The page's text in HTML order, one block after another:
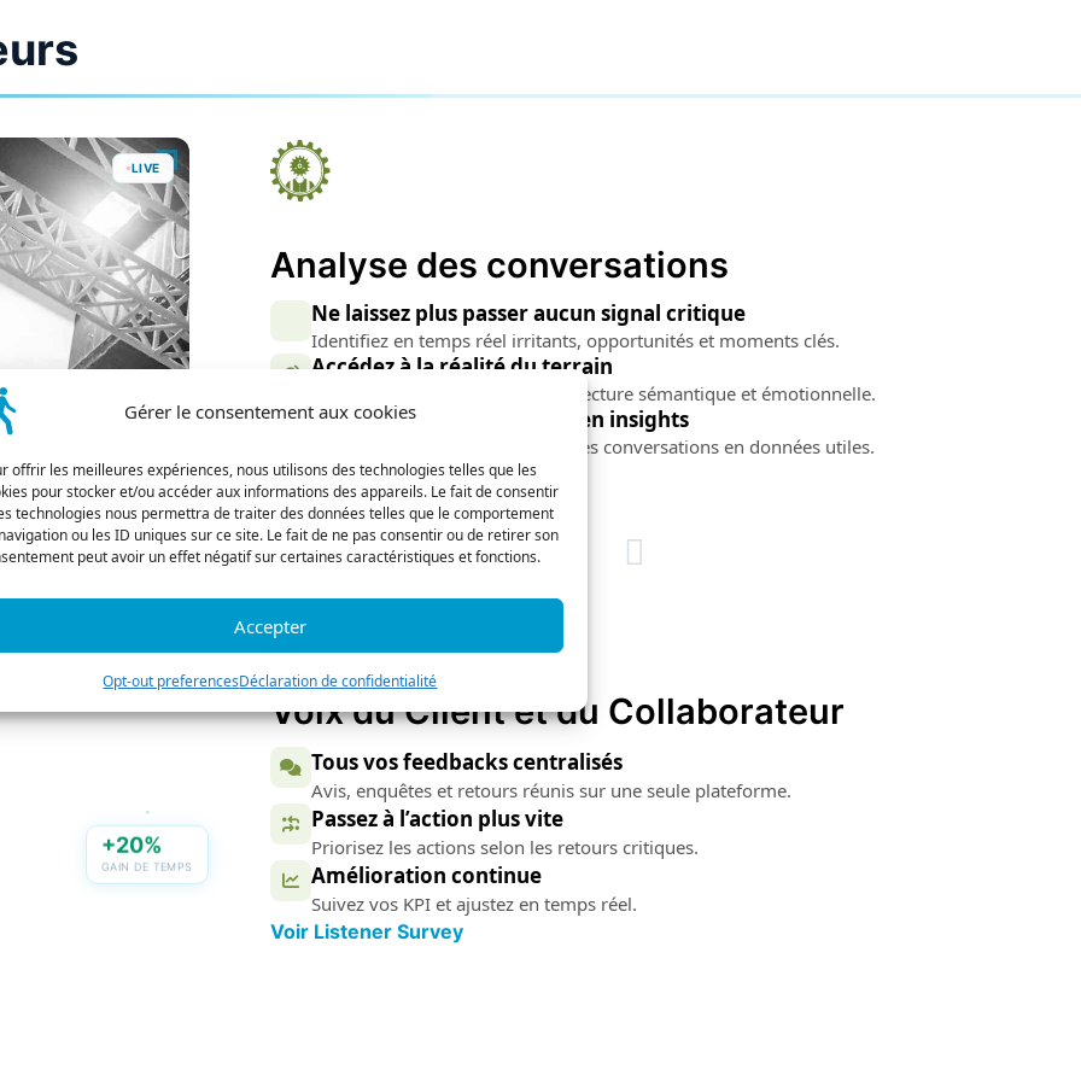
Gérer le consentement aux cookies
offrir les meilleures expériences, nous utilisons des technologies telles que les
pour stocker et/ou accéder aux informations des appareils. Le fait de consentir
technologies nous permettra de traiter des données telles que le comportement
ou les ID uniques sur ce site. Le fait de ne pas consentir ou de retirer son
peut avoir un effet négatif sur certaines caractéristiques et fonctions.
Accepter
Opt-out preferencesDéclaration de confidentialité
LIVE
+20%
GAIN DE TEMPS
IA
Analyse des conversations
Ne laissez plus passer aucun signal critique
Identifiez en temps réel irritants, opportunités et moments clés.
Accédez à la réalité du terrain
Analysez la voix client avec une lecture sémantique et émotionnelle.
Transformez les échanges en insights
Convertissez automatiquement les conversations en données utiles.
Voir Cross-Mining
Voix du Clientet du Collaborateur
Tous vos feedbacks centralisés
Avis, enquêtes et retours réunis sur une seule plateforme.
Passez à l’action plus vite
Priorisez les actions selon les retours critiques.
Amélioration continue
Suivez vos KPI et ajustez en temps réel.
Voir Listener Survey